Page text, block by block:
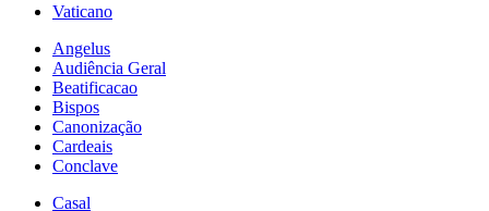
Vaticano
Angelus
Audiência Geral
Beatificacao
Bispos
Canonização
Cardeais
Conclave
Casal